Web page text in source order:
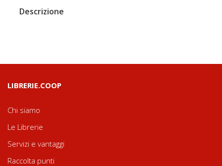
Descrizione
LIBRERIE.COOP
Chi siamo
Le Librerie
Servizi e vantaggi
Raccolta punti